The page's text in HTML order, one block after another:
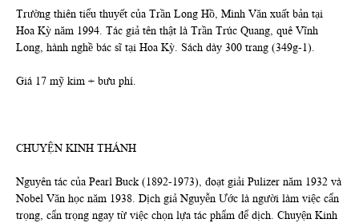
Trường thiên tiểu thuyết của Trần Long Hồ, Minh Văn xuất bản tại
Hoa Kỳ năm 1994. Tác giả tên thật là Trần Trúc Quang, quê Vĩnh
Long, hành nghề bác sĩ tại Hoa Kỳ. Sách dày 300 trang (349g-1).
Giá 17 mỹ kim + bưu phí.
CHUYỆN KINH THÁNH
Nguyên tác của Pearl Buck (1892-1973), đoạt giải Pulizer năm 1932 và
Nobel Văn học năm 1938. Dịch giả Nguyễn Ước là người làm việc cẩn
trọng, cẩn trọng ngay từ việc chọn lựa tác phẩm để dịch. Chuyện Kinh